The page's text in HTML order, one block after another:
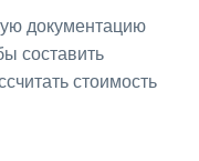
документацию
составить
стоимость